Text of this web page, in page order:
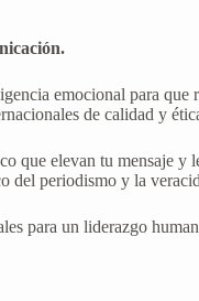
emocional para
de calidad y
que elevan tu mensaje
del periodismo y la
para un liderazgo